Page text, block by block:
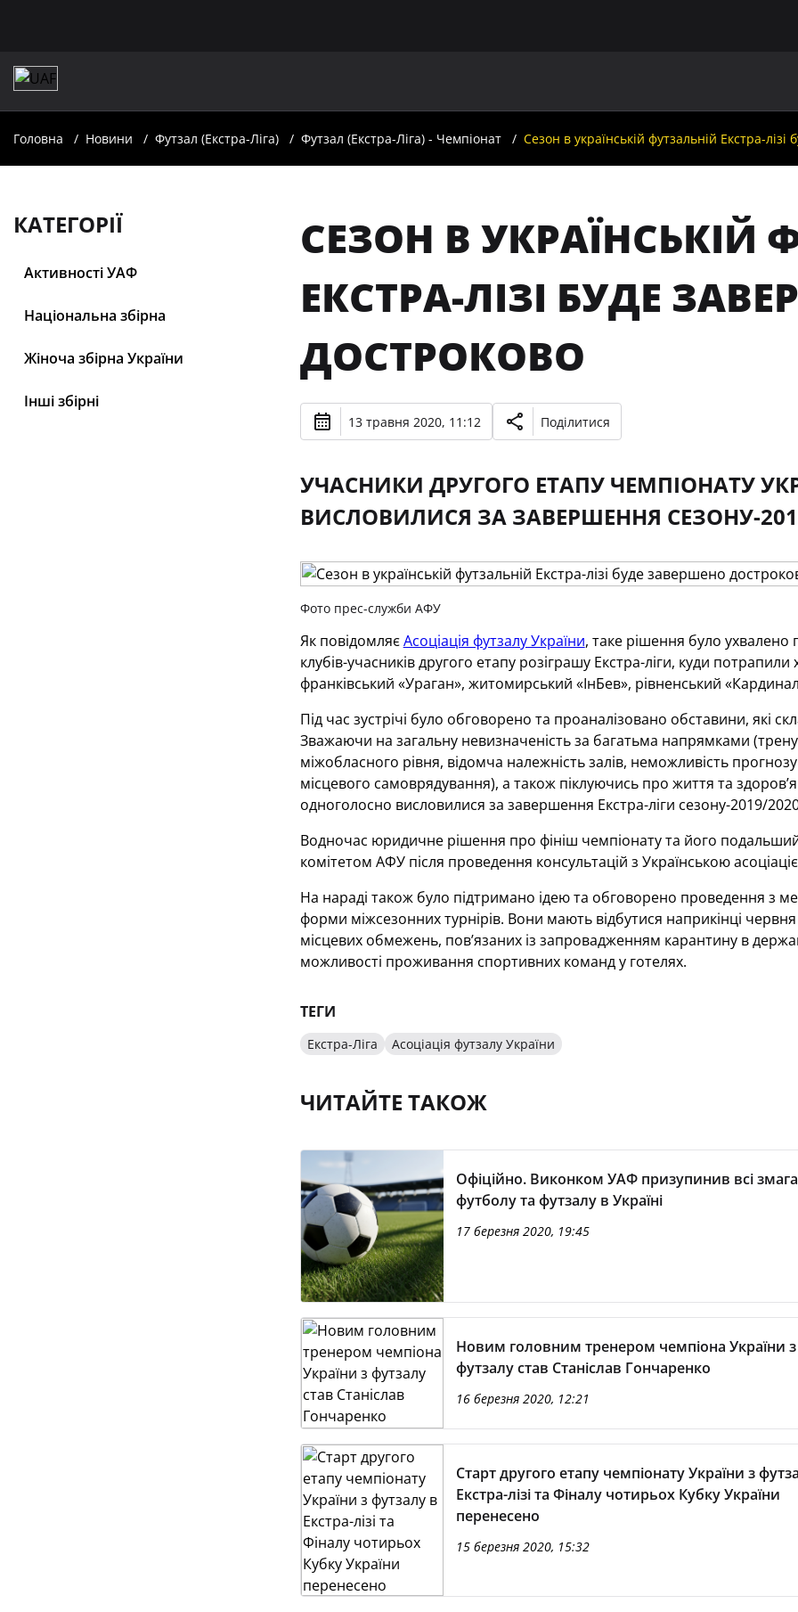
Головна Новини Футзал (Екстра-Ліга) Футзал (Екстра-Ліга) - Чемпіонат Сезон в українській футзальній Екстра-
КАТЕГОРІЇ
Активності УАФ
Національна збірна
Жіноча збірна України
Інші збірні
СЕЗОН В УКРАЇНСЬКІЙ
ЕКСТРА-ЛІЗІ БУДЕ
ДОСТРОКОВО
13 травня 2020, 11:12 Поділитися
УЧАСНИКИ ДРУГОГО ЕТАПУ ЧЕМПІОНАТУ
ВИСЛОВИЛИСЯ ЗА ЗАВЕРШЕННЯ СЕЗОНУ-
Фото прес-служби АФУ
Як повідомляєАсоціація футзалу України, таке рішення було ухвалено
клубів-учасників другого етапу розіграшу Екстра-ліги, куди
франківський «Ураган», житомирський «ІнБев», рівненський
Під час зустрічі було обговорено та проаналізовано обставини, які
Зважаючи на загальну невизначеність за багатьма напрямками
міжобласного рівня, відомча належність залів, неможливість
місцевого самоврядування), а також піклуючись про життя та здоров’я
одноголосно висловилися за завершення Екстра-ліги сезону-2019/
Водночас юридичне рішення про фініш чемпіонату та його
комітетом АФУ після проведення консультацій з Українською
На нараді також було підтримано ідею та обговорено проведення з
форми міжсезонних турнірів. Вони мають відбутися наприкінці
місцевих обмежень, пов’язаних із запровадженням карантину в
можливості проживання спортивних команд у готелях.
ТЕГИ
Екстра-Ліга Асоціація футзалу України
ЧИТАЙТЕ ТАКОЖ
Офіційно. Виконком УАФ призупинив всі
футболу та футзалу в Україні
17 березня 2020, 19:45
Новим головним тренером чемпіона України з
футзалу став Станіслав Гончаренко
16 березня 2020, 12:21
Старт другого етапу чемпіонату України з
Екстра-лізі та Фіналу чотирьох Кубку України
перенесено
15 березня 2020, 15:32